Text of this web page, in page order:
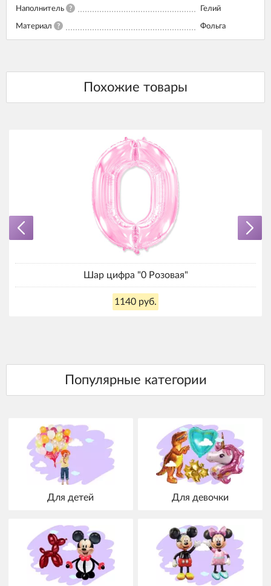
Наполнитель ? Гелий
Материал ? Фольга
Шар цифра "0 Розовая"
1140 руб.
Для детей Для девочки